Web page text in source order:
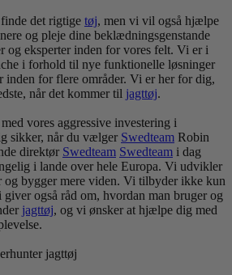
det rigtige tøj, men vi vil også hjælpe
og pleje dine beklædningsgenstande
og eksperter inden for vores felt. Vi er i
i forhold til nye funktionelle løsninger
inden for flere områder. Vi er her for dig,
når det kommer til jagttøj.
vores aggressive investering i
sikker, når du vælger Swedteam Robin
direktør Swedteam Swedteam i dag
i lande over hele Europa. Vi udvikler
og bygger mere viden. Vi tilbyder ikke kun
også råd om, hvordan man bruger og
jagttøj, og vi ønsker at hjælpe dig med